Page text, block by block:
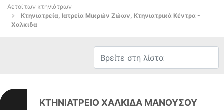
Αετοί των κτηνιάτρων
Κτηνιατρεία, Ιατρεία Μικρών Ζώων, Κτηνιατρικά Κέντρα -
Χαλκιδα
ΚΤΗΝΙΑΤΡΕΙΟ ΧΑΛΚΙΔΑ ΜΑΝΟΥΣΟΥ